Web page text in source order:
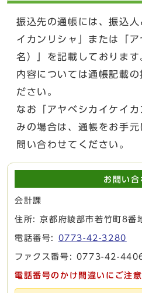
振込先の通帳には、振込
イカンリシャ」または「
名）」を記載しております
内容については通帳記載
ださい。
なお「アヤベシカイケイ
みの場合は、通帳をお手
問い合わせてください。
お問い合
会計課
住所: 京都府綾部市若竹町8番
電話番号: 0773-42-3280
ファクス番号: 0773-42-
電話番号のかけ間違いにご注意